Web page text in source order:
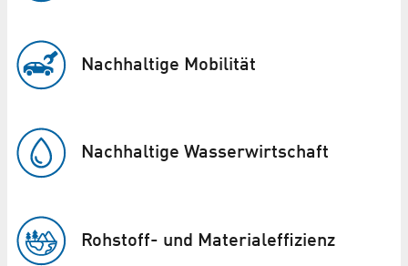
Nachhaltige Mobilität
Nachhaltige Wasser­wirtschaft
Rohstoff- und Material­effizienz